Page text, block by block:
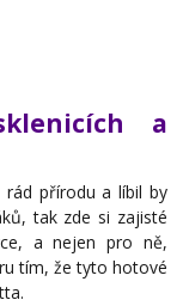
a
rád přírodu a líbil by
tak zde si zajisté
a nejen pro ně,
tím, že tyto hotové